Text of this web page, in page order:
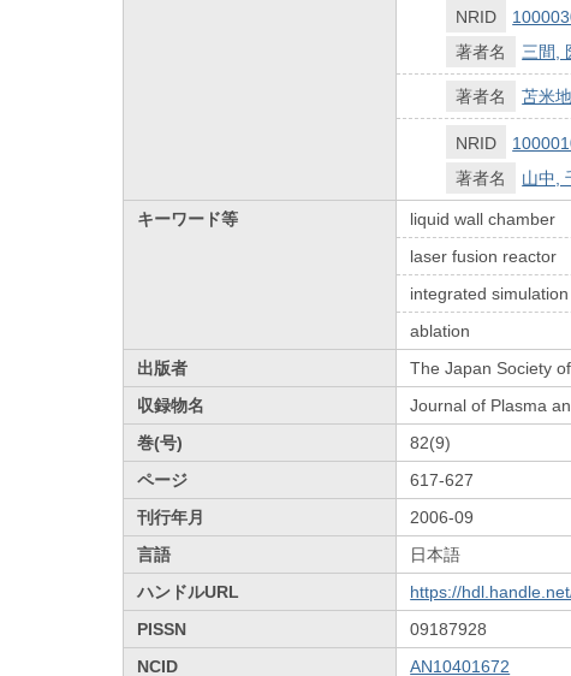
NRID
著者名
三間,
著者名 苫米
NRID
著者名
山中,
キーワード等
liquid wall chamber
laser fusion reactor
integrated
ablation
出版者
The Japan Society
収録物名
Journal of Plasma
巻(号)
82(9)
ページ
617-627
刊行年月
2006-09
言語
日本語
ハンドルURL
https://
PISSN
09187928
NCID
AN10401672